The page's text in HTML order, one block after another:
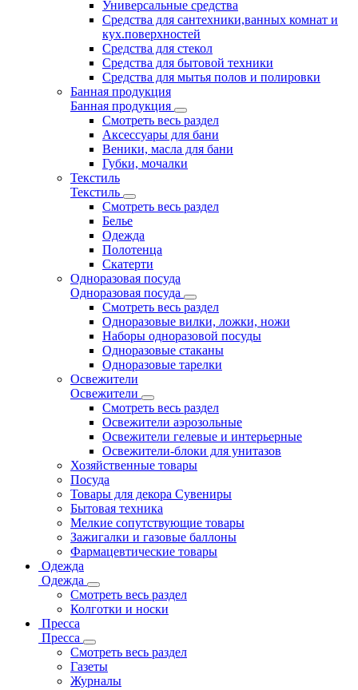
Универсальные средства
Средства для сантехники,ванных комнат и
кух.поверхностей
Средства для стекол
Средства для бытовой техники
Средства для мытья полов и полировки
Банная продукция
Банная продукция
Смотреть весь раздел
Аксессуары для бани
Веники, масла для бани
Губки, мочалки
Текстиль
Текстиль
Смотреть весь раздел
Белье
Одежда
Полотенца
Скатерти
Одноразовая посуда
Одноразовая посуда
Смотреть весь раздел
Одноразовые вилки, ложки, ножи
Наборы одноразовой посуды
Одноразовые стаканы
Одноразовые тарелки
Освежители
Освежители
Смотреть весь раздел
Освежители аэрозольные
Освежители гелевые и интерьерные
Освежители-блоки для унитазов
Хозяйственные товары
Посуда
Товары для декора Сувениры
Бытовая техника
Мелкие сопутствующие товары
Зажигалки и газовые баллоны
Фармацевтические товары
Одежда
Одежда
Смотреть весь раздел
Колготки и носки
Пресса
Пресса
Смотреть весь раздел
Газеты
Журналы